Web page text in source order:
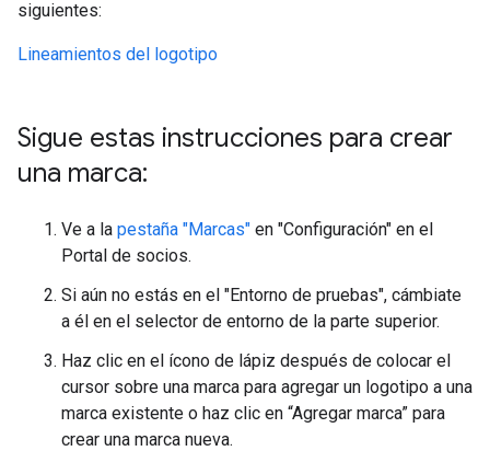
siguientes:
Lineamientos del logotipo
Sigue estas instrucciones para crear
una marca:
Ve a la pestaña "Marcas" en "Configuración" en el
Portal de socios.
Si aún no estás en el "Entorno de pruebas", cámbiate
a él en el selector de entorno de la parte superior.
Haz clic en el ícono de lápiz después de colocar el
cursor sobre una marca para agregar un logotipo a una
marca existente o haz clic en “Agregar marca” para
crear una marca nueva.